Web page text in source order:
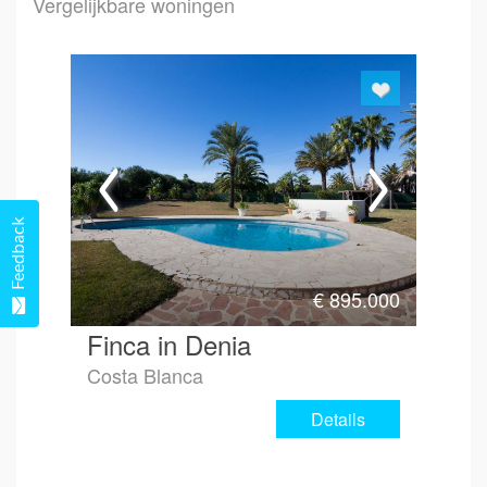
€895.000
Finca in Denia
Costa Blanca
Details
Feedback